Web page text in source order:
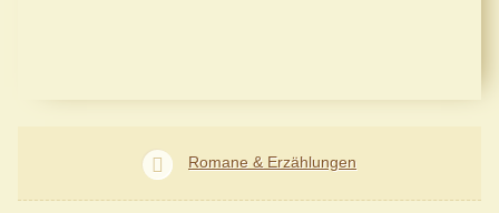
Romane & Erzählungen